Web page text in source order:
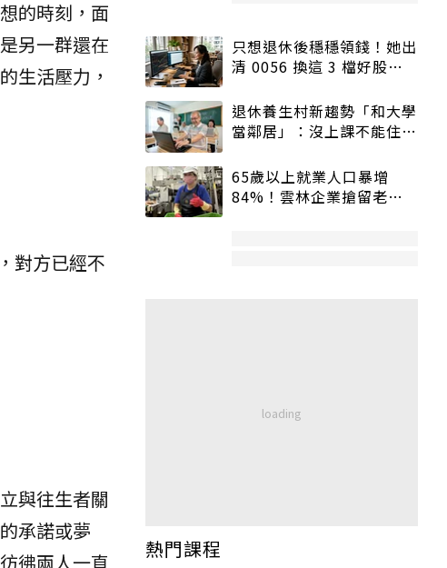
的時刻，面
另一群還在
生活壓力，
對方已經不
與往生者關
承諾或夢
彿兩人一直
只想退休後穩穩領錢！她出
清 0056 換這 3 檔好股：
退休養生村新趨勢「和大學
當鄰居」：沒上課不能住、
65歲以上就業人口暴增
84%！雲林企業搶留老員
熱門課程